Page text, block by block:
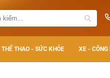
THỂ THAO - SỨC KHỎE XE - CÔNG